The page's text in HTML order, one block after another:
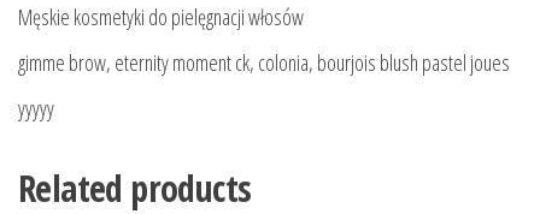
Męskie kosmetyki do pielęgnacji włosów
gimme brow, eternity moment ck, colonia, bourjois blush pastel joues
yyyyy
Related products